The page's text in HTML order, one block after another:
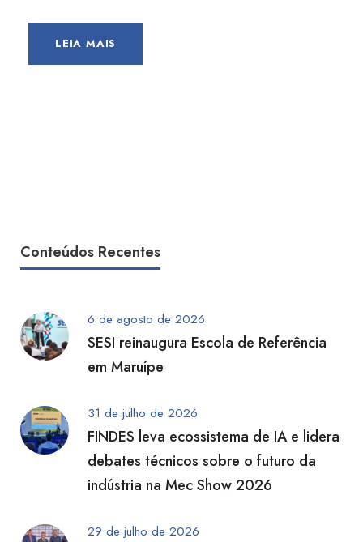
LEIA MAIS
Conteúdos Recentes
6 de agosto de 2026
SESI reinaugura Escola de Referência
em Maruípe
31 de julho de 2026
FINDES leva ecossistema de IA e lidera
debates técnicos sobre o futuro da
indústria na Mec Show 2026
29 de julho de 2026